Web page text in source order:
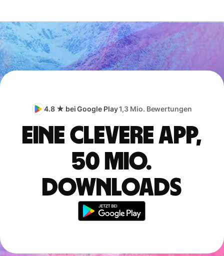
4.8 ★ bei Google Play1,3 Mio. Bewertungen
Eine clevere App,
50 Mio.
Downloads